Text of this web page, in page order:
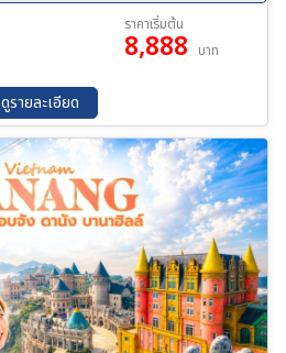
11 ก.ย. 69 - 13 ก.ย. 69
ราคาเริ่มต้น
8,888 บาท
ดูรายละเอียด